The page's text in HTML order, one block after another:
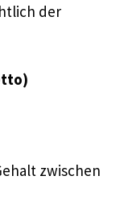
der
zwischen